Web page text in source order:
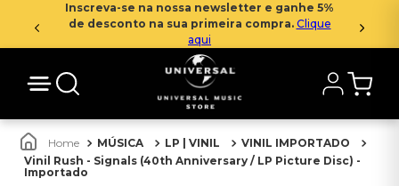
Inscreva-se na nossa newsletter e ganhe 5%
de desconto na sua primeira compra. Clique
aqui
MÚSICA LP | VINIL
VINIL IMPORTADO
Vinil Rush - Signals (40th Anniversary / LP Picture Disc) -
Importado